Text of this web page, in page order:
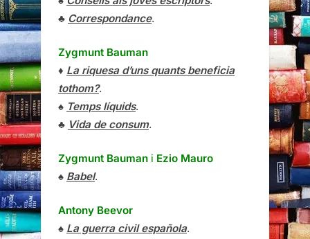
♣ Correspondance.
Zygmunt Bauman
♦ La riquesa d’uns quants beneficia
tothom?.
♠ Temps líquids.
♣ Vida de consum.
Zygmunt Bauman i Ezio Mauro
♠ Babel.
Antony Beevor
♠ La guerra civil española.